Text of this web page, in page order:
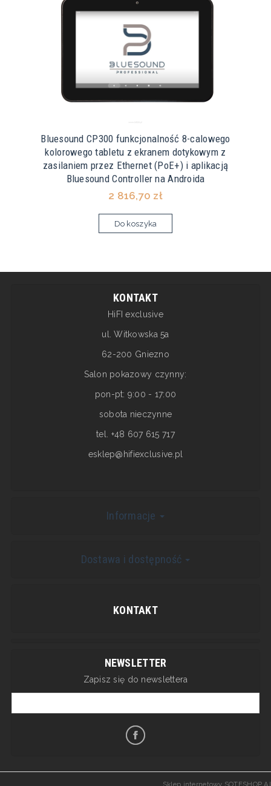
Bluesound CP300 funkcjonalność 8-calowego
kolorowego tabletu z ekranem dotykowym z
zasilaniem przez Ethernet (PoE+) i aplikacją
Bluesound Controller na Androida
2 816,70 zł
Do koszyka
KONTAKT
HiFI exclusive
ul. Witkowska 5a
62-200 Gniezno
Salon pokazowy czynny:
pon-pt: 9:00 - 17:00
sobota nieczynne
tel. +48 607 615 717
esklep@hifiexclusive.pl
Informacje
Dostawa i dostępność
KONTAKT
NEWSLETTER
Zapisz się do newslettera
Sklep internetowy SOTESHOP AI